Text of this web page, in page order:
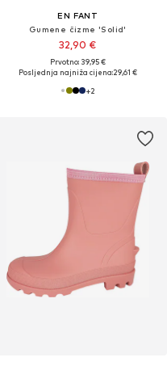
EN FANT
Gumene čizme 'Solid'
32,90 €
Prvotno: 39,95 €
Posljednja najniža cijena:29,61 €
+2